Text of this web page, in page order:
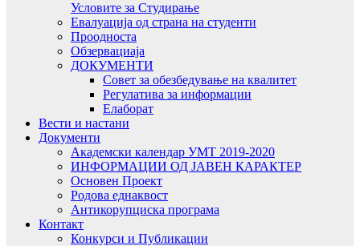
Условите за Студирање
Евалуација од страна на студенти
Проодноста
Обзервациаја
ДОКУМЕНТИ
Совет за обезбедување на квалитет
Регулатива за информации
Елаборат
Вести и настани
Документи
Академски календар УМТ 2019-2020
ИНФОРМАЦИИ ОД ЈАВЕН КАРАКТЕР
Основен Проект
Родова еднаквост
Антикорупциска програма
Контакт
Конкурси и Публикации